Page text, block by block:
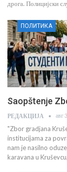
дрога. Полицијски
ПОЛИТИКА
Saopštenje
РЕДАКЦИЈА авг
"Zbor gradjana
institucijama za
nam je nasilno
karavana u